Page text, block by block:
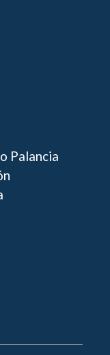
Palancia